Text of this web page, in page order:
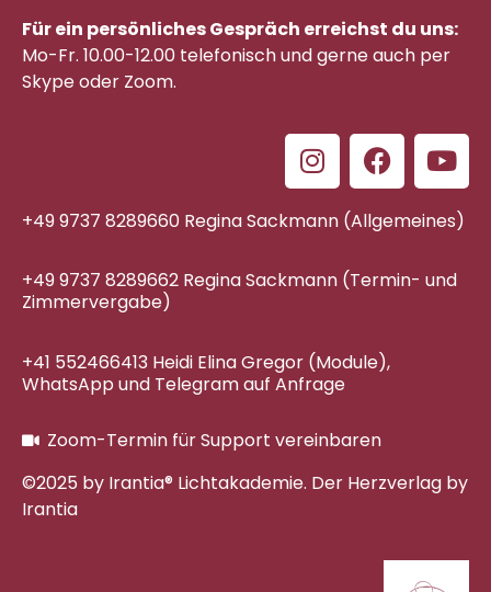
Für ein persönliches Gespräch erreichst du uns:
Mo-Fr. 10.00-12.00 telefonischund gerne auch per
Skype oder Zoom.
+49 9737 8289660 Regina Sackmann (Allgemeines)
+49 9737 8289662 Regina Sackmann (Termin- und
Zimmervergabe)
+41 552466413 Heidi Elina Gregor (Module),
WhatsApp und Telegram auf Anfrage
Zoom-Termin für Support vereinbaren
©2025 by Irantia® Lichtakademie. Der Herzverlag by
Irantia